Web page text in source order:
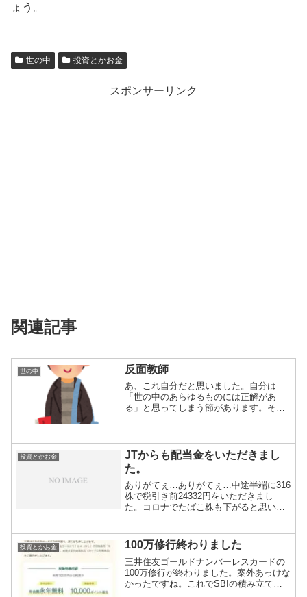
ょう。
世の中 投資とかお金
スポンサーリンク
関連記事
世の中 反面教師
あ、これ自分だと思いました。自分は
「世の中のあらゆるものには正解があ
る」と思ってしまう節があります。そし
投資とかお金
JTからも配当金をいただきまし
た。
ありがてぇ…ありがてぇ…中途半端に316
株で税引き前24332円をいただきまし
た。コロナでたばこ株も下がると思いま
投資とかお金 100万修行終わりました
三井住友ゴールドナンバーレスカードの
100万修行が終わりました。案外あっけな
かったですね。これでSBIの積み立て投